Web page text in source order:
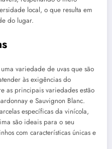
local, o que resulta em
do lugar.
variedade de uvas que são
às exigências do
as principais variedades estão
e Sauvignon Blanc.
específicas da vinícola,
são ideais para o seu
com características únicas e